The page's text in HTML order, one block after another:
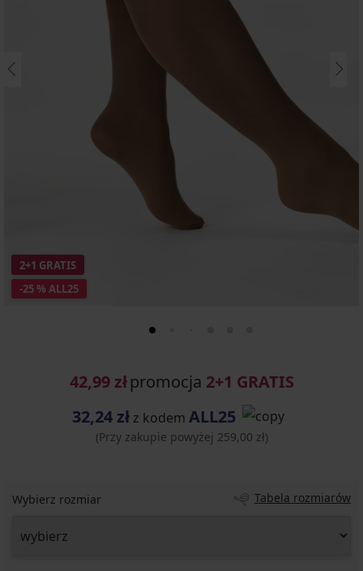
-25 % ALL25
2+1 GRATIS
42,99 zł promocja 2+1 GRATIS
32,24 zł z kodem ALL25
(Przy zakupie powyżej 259,00 zł)
Wybierz rozmiar Tabela rozmiarów